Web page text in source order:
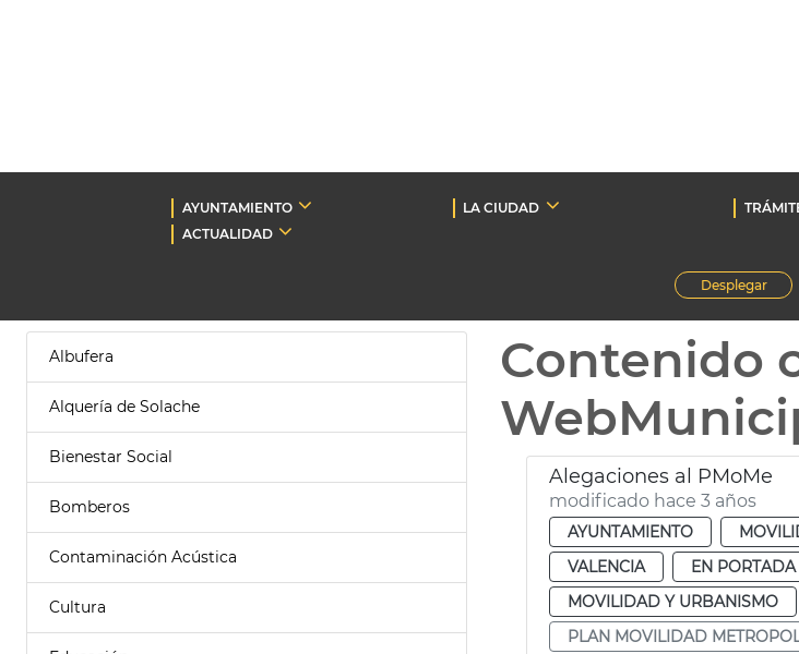
AYUNTAMIENTO LA CIUDAD
ACTUALIDAD
Desplegar
Albufera
Alquería de Solache
Bienestar Social
Bomberos
Contaminación Acústica
Cultura
Contenido
Alegaciones al PMoMe
modificado hace 3 años
AYUNTAMIENTO
VALENCIA
EN PORTADA
MOVILIDAD Y URBANISMO
PLAN MOVILIDAD